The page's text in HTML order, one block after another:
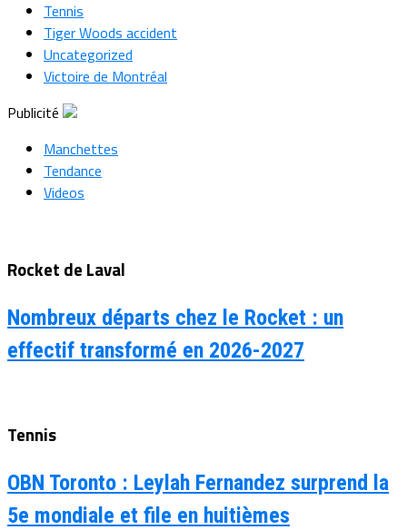
Tennis
Tiger Woods accident
Uncategorized
Victoire de Montréal
Publicité
Manchettes
Tendance
Videos
Rocket de Laval
Nombreux départs chez le Rocket : un
effectif transformé en 2026-2027
Tennis
OBN Toronto : Leylah Fernandez surprend la
5e mondiale et file en huitièmes